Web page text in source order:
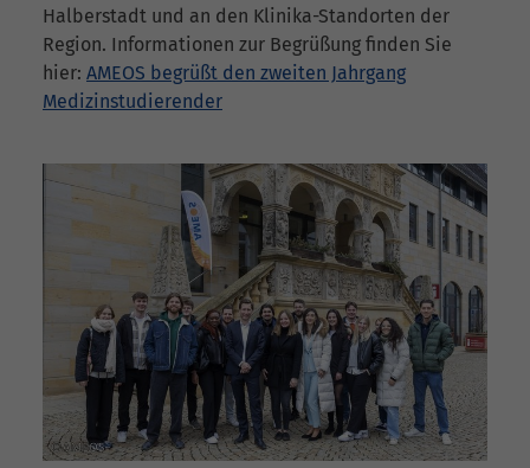
Halberstadt und an den Klinika-Standorten der
Region. Informationen zur Begrüßung finden Sie
hier: AMEOS begrüßt den zweiten Jahrgang
Medizinstudierender